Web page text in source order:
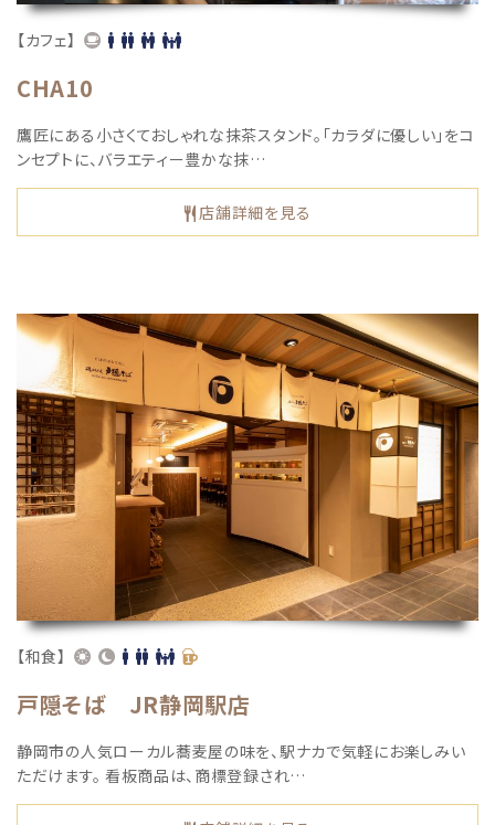
【カフェ】
CHA10
鷹匠にある小さくておしゃれな抹茶スタンド。「カラダに優しい」をコ
ンセプトに、バラエティー豊かな抹…
店舗詳細を見る
【和食】
戸隠そば JR静岡駅店
静岡市の人気ローカル蕎⻨屋の味を、駅ナカで気軽にお楽しみい
ただけます。 看板商品は、商標登録され…